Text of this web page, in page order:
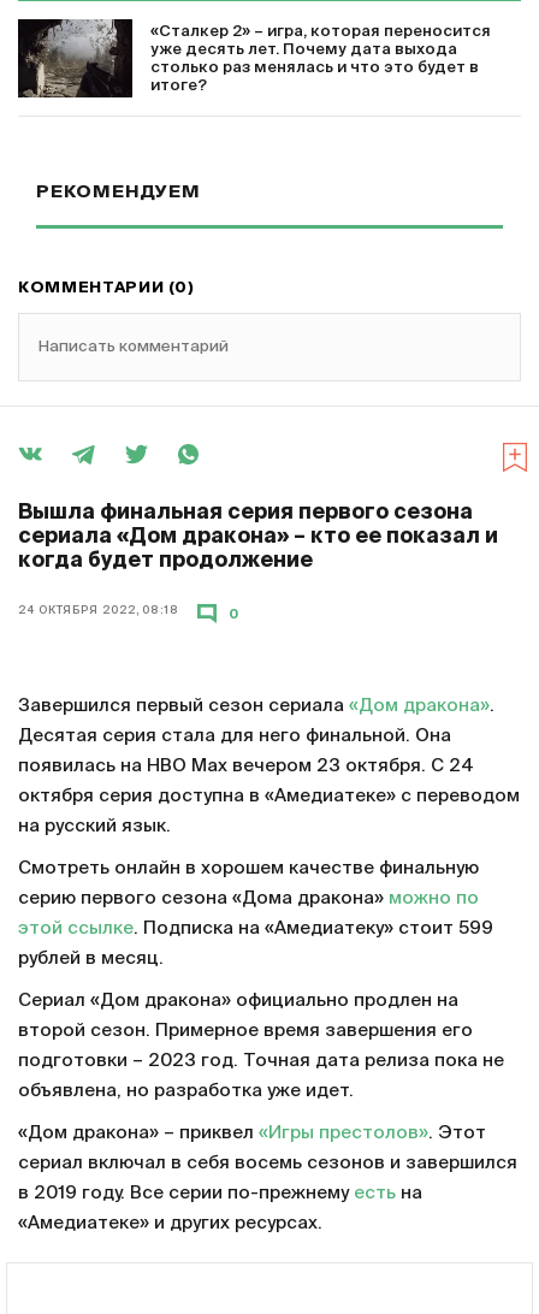
«Сталкер 2» – игра, которая переносится
уже десять лет. Почему дата выхода
столько раз менялась и что это будет в
итоге?
РЕКОМЕНДУЕМ
КОММЕНТАРИИ (0)
Написать комментарий
Вышла финальная серия первого сезона
сериала «Дом дракона» – кто ее показал и
когда будет продолжение
24 ОКТЯБРЯ 2022, 08:18 0
Завершился первый сезон сериала «Дом дракона».
Десятая серия стала для него финальной. Она
появилась на HBO Max вечером 23 октября. С 24
октября серия доступна в «Амедиатеке» с переводом
на русский язык.
Смотреть онлайн в хорошем качестве финальную
серию первого сезона «Дома дракона» можно по
этой ссылке. Подписка на «Амедиатеку» стоит 599
рублей в месяц.
Сериал «Дом дракона» официально продлен на
второй сезон. Примерное время завершения его
подготовки – 2023 год. Точная дата релиза пока не
объявлена, но разработка уже идет.
«Дом дракона» – приквел «Игры престолов». Этот
сериал включал в себя восемь сезонов и завершился
в 2019 году. Все серии по-прежнему есть на
«Амедиатеке» и других ресурсах.